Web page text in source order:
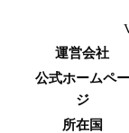
運営会社
公式ホームペー
ジ
所在国